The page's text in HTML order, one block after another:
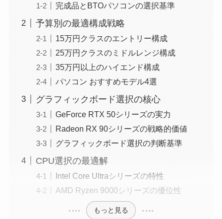
完成品とBTOパソコンの選択基準
予算別の最適構成戦略
15万円クラスのエントリー構成
25万円クラスのミドルレンジ構成
35万円以上のハイエンド構成
パソコン おすすめモデル4選
グラフィックボード選択の核心
GeForce RTX 50シリーズの実力
Radeon RX 90シリーズの戦略的価値
グラフィックボード選択の判断基準
CPU選択の最適解
Intel Core Ultraシリーズの特性
AMD Ryzen 9000シリーズの優位性
もっと見る